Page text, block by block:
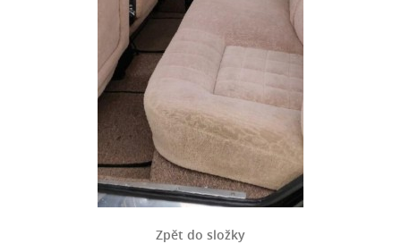
Zpět do složky